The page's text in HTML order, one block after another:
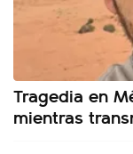
Tragedia en
mientras